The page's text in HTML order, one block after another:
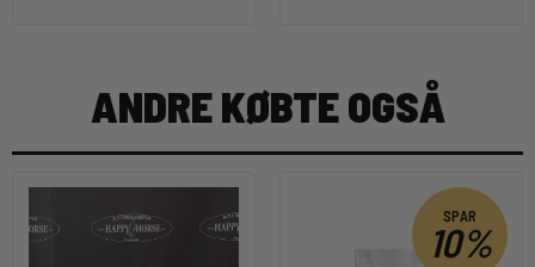
ANDRE KØBTE OGSÅ
SPAR
10%